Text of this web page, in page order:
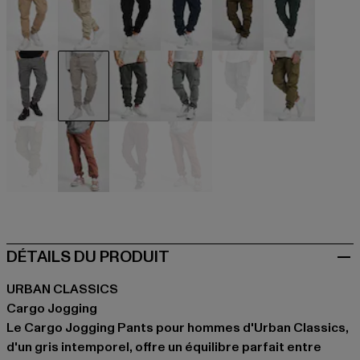
beige beige schwarzblau braun grün
grau
DÉTAILS DU PRODUIT
URBAN CLASSICS
Cargo Jogging
Le Cargo Jogging Pants pour hommes d'Urban Classics,
d'un gris intemporel, offre un équilibre parfait entre